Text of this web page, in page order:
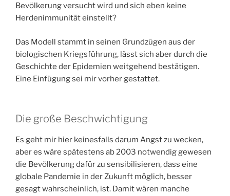
Bevölkerung versucht wird und sich eben keine
Herdenimmunität einstellt?
Das Modell stammt in seinen Grundzügen aus der
biologischen Kriegsführung, lässt sich aber durch die
Geschichte der Epidemien weitgehend bestätigen.
Eine Einfügung sei mir vorher gestattet.
Die große Beschwichtigung
Es geht mir hier keinesfalls darum Angst zu wecken,
aber es wäre spätestens ab 2003 notwendig gewesen
die Bevölkerung dafür zu sensibilisieren, dass eine
globale Pandemie in der Zukunft möglich, besser
gesagt wahrscheinlich, ist. Damit wären manche